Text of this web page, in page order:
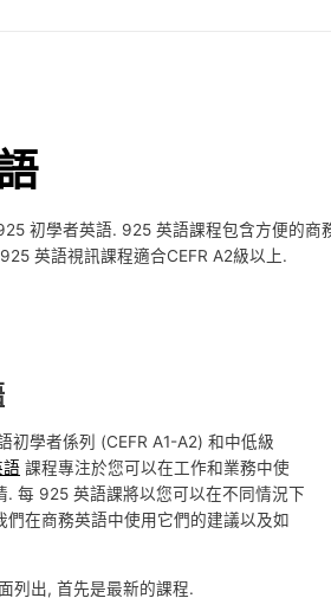
初學者英語. 925 英語課程包含方便的商
英語視訊課程適合CEFR A2級以上.
初學者係列 (CEFR A1-A2) 和中低級
語 課程專注於您可以在工作和業務中使
. 每 925 英語課將以您可以在不同情況下
們在商務英語中使用它們的建議以及如
列出, 首先是最新的課程.